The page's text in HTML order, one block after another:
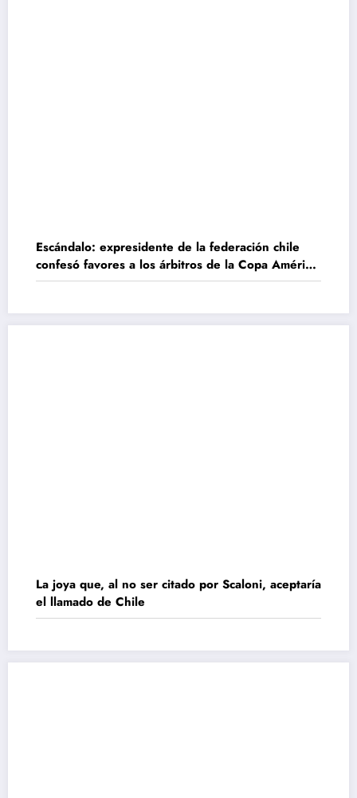
Escándalo: expresidente de la federación chile
confesó favores a los árbitros de la Copa América
2015
La joya que, al no ser citado por Scaloni, aceptaría
el llamado de Chile